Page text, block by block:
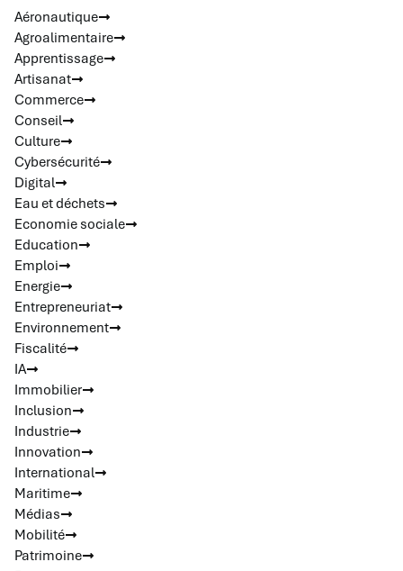
Aéronautique
Agroalimentaire
Apprentissage
Artisanat
Commerce
Conseil
Culture
Cybersécurité
Digital
Eau et déchets
Economie sociale
Education
Emploi
Energie
Entrepreneuriat
Environnement
Fiscalité
IA
Immobilier
Inclusion
Industrie
Innovation
International
Maritime
Médias
Mobilité
Patrimoine